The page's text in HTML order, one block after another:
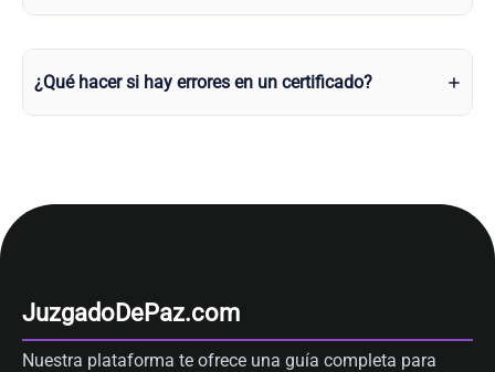
¿Qué hacer si hay errores en un certificado?
JuzgadoDePaz.com
Nuestra plataforma te ofrece una guía completa para